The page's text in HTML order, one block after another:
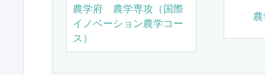
農学府 農学専攻（国際
イノベーション農学コー
ス）